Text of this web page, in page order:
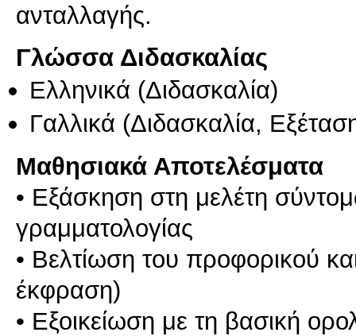
ανταλλαγής.
Γλώσσα Διδασκαλίας
Ελληνικά (Διδασκαλία)
Γαλλικά (Διδασκαλία,
Μαθησιακά Αποτελέσματα
• Εξάσκηση στη μελέτη
γραμματολογίας
• Βελτίωση του προφορικού
έκφραση)
• Εξοικείωση με τη βασική